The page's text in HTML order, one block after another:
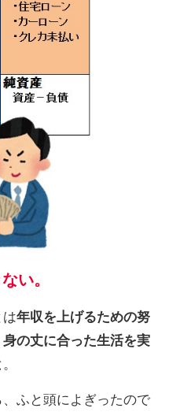
い。
年収を上げるための努
身の丈に合った生活を実
。
ふと頭によぎったので